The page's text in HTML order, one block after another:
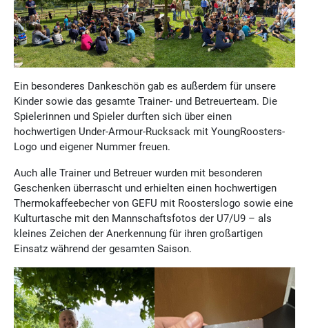
Ein besonderes Dankeschön gab es außerdem für unsere
Kinder sowie das gesamte Trainer- und Betreuerteam. Die
Spielerinnen und Spieler durften sich über einen
hochwertigen Under-Armour-Rucksack mit YoungRoosters-
Logo und eigener Nummer freuen.
Auch alle Trainer und Betreuer wurden mit besonderen
Geschenken überrascht und erhielten einen hochwertigen
Thermokaffeebecher von GEFU mit Roosterslogo sowie eine
Kulturtasche mit den Mannschaftsfotos der U7/U9 – als
kleines Zeichen der Anerkennung für ihren großartigen
Einsatz während der gesamten Saison.